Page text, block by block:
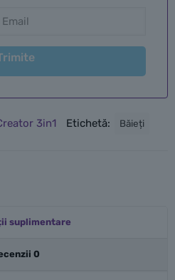
3in1 Etichetă: Băieți
suplimentare
0